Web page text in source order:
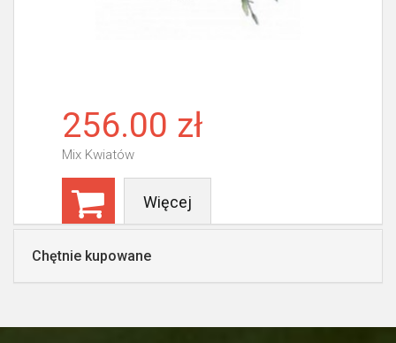
256.00 zł
Mix Kwiatów
Więcej
Chętnie kupowane